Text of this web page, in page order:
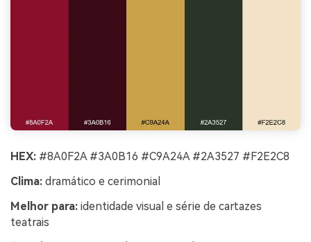
HEX: #8A0F2A #3A0B16 #C9A24A #2A3527 #F2E2C8
Clima: dramático e cerimonial
Melhor para: identidade visual e série de cartazes
teatrais